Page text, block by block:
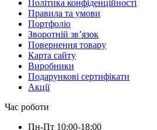
Політика конфіденційності
Правила та умови
Портфоліо
Зворотній зв’язок
Повернення товару
Карта сайту
Виробники
Подарункові сертифікати
Акції
Час роботи
Пн-Пт 10:00-18:00